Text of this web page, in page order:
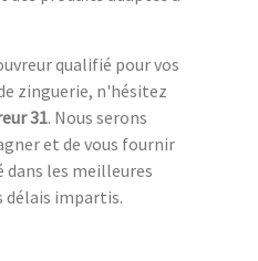
qualifié pour vos
zinguerie, n'hésitez
31. Nous serons
et de vous fournir
dans les meilleures
délais impartis.